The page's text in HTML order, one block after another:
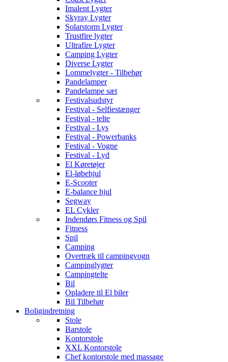
Imalent Lygter
Skyray Lygter
Solarstorm Lygter
Trustfire lygter
Ultrafire Lygter
Camping Lygter
Diverse Lygter
Lommelygter - Tilbehør
Pandelamper
Pandelampe sæt
Festivalsudstyr
Festival - Selfiestænger
Festival - telte
Festival - Lys
Festival - Powerbanks
Festival - Vogne
Festival - Lyd
El Køretøjer
El-løbehjul
E-Scooter
E-balance hjul
Segway
EL Cykler
Indendørs Fitness og Spil
Fitness
Spil
Camping
Overtræk til campingvogn
Campinglygter
Campingtelte
Bil
Opladere til El biler
Bil Tilbehør
Boligindretning
Stole
Barstole
Kontorstole
XXL Kontorstole
Chef kontorstole med massage